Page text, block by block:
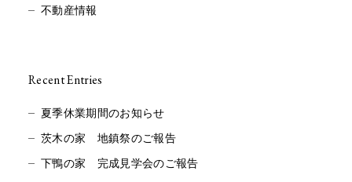
不動産情報
Recent Entries
夏季休業期間のお知らせ
茨木の家 地鎮祭のご報告
下鴨の家 完成見学会のご報告